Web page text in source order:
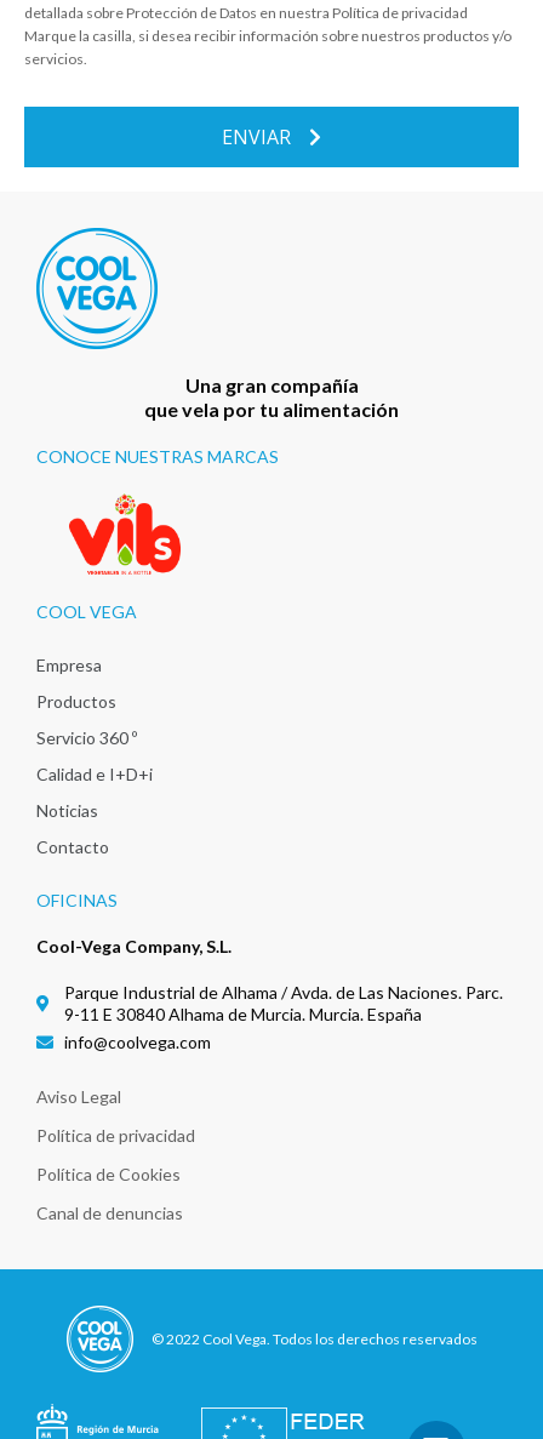
detallada sobre Protección de Datos en nuestra Política de privacidad
Marque la casilla, si desea recibir información sobre nuestros productos y/o
servicios.
ENVIAR
Una gran compañía
que vela por tu alimentación
CONOCE NUESTRAS MARCAS
COOL VEGA
Empresa
Productos
Servicio 360 º
Calidad e I+D+i
Noticias
Contacto
OFICINAS
Cool-Vega Company, S.L.
Parque Industrial de Alhama / Avda. de Las Naciones. Parc.
9-11 E 30840 Alhama de Murcia. Murcia. España
info@coolvega.com
Aviso Legal
Política de privacidad
Política de Cookies
Canal de denuncias
© 2022 Cool Vega. Todos los derechos reservados